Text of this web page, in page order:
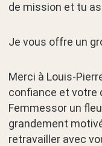
de mission et tu
Je vous offre un
Merci à Louis-
confiance et votre
Femmessor un
grandement
retravailler avec